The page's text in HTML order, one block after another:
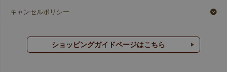
キャンセルポリシー
ショッピングガイドページはこちら